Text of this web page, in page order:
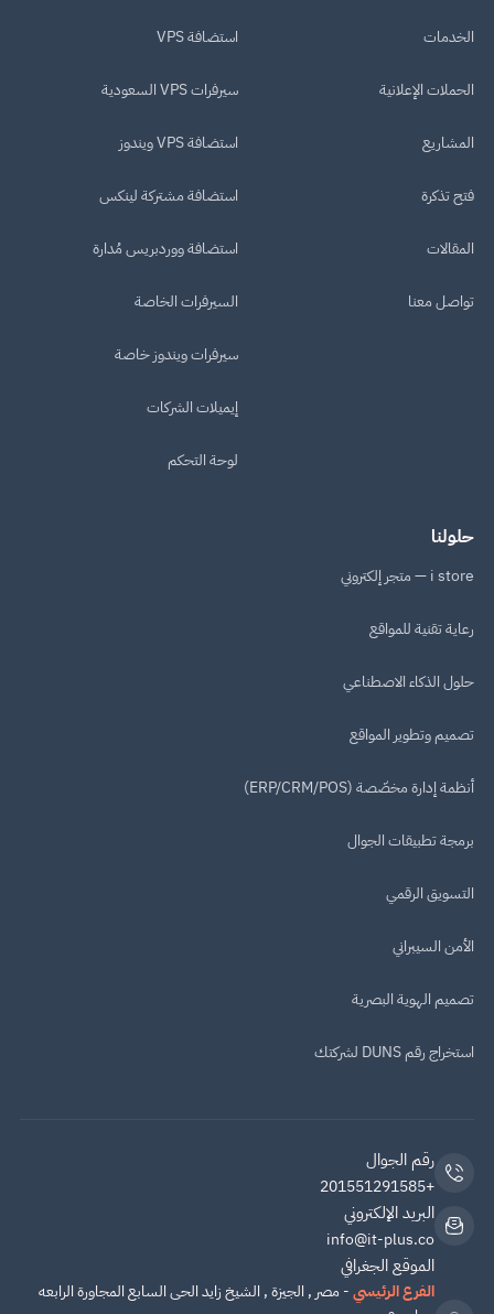
الخدمات
الحملات الإعلانية
المشاريع
فتح تذكرة
المقالات
تواصل معنا
استضافة VPS
سيرفرات VPS السعودية
استضافة VPS ويندوز
استضافة مشتركة لينكس
استضافة ووردبريس مُدارة
السيرفرات الخاصة
سيرفرات ويندوز خاصة
إيميلات الشركات
لوحة التحكم
حلولنا
i store — متجر إلكتروني
رعاية تقنية للمواقع
حلول الذكاء الاصطناعي
تصميم وتطوير المواقع
أنظمة إدارة مخصّصة (ERP/CRM/POS)
برمجة تطبيقات الجوال
التسويق الرقمي
الأمن السيبراني
تصميم الهوية البصرية
استخراج رقم DUNS لشركتك
رقم الجوال
+201551291585
البريد الإلكتروني
info@it-plus.co
الموقع الجغرافي
الفرع الرئيسي- مصر , الجيزة , الشيخ زايد الحى السابع المجاورة الرابعه